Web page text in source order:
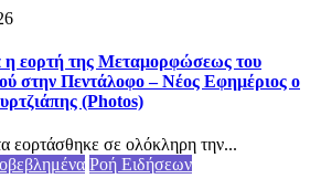
εορτή της Μεταμορφώσεως του
στην Πεντάλοφο – Nέος Εφημέριος ο
(Photos)
σε ολόκληρη την...
Ροή Ειδήσεων